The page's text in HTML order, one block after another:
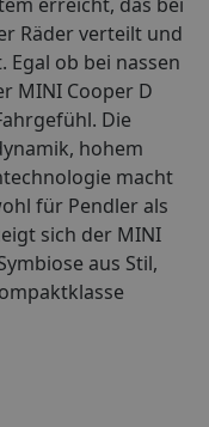
Räder verteilt und
ob bei nassen
MINI Cooper D
Die
hohem
macht
für Pendler als
sich der MINI
aus Stil,